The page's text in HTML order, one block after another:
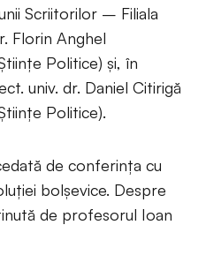
Scriitorilor – Filiala
Florin Anghel
Politice) și, în
univ. dr. Daniel Citirigă
Politice).
de conferința cu
bolșevice. Despre
de profesorul Ioan